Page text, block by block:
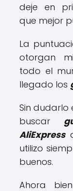
deje en
que mejor
La
otorgan
todo el
llegado los
Sin dudarlo
buscar
AliExpress
utilizo
buenos.
Ahora